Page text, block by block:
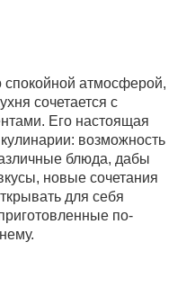
спокойной атмосферой,
сочетается с
Его настоящая
возможность
блюда, дабы
новые сочетания
для себя
по-